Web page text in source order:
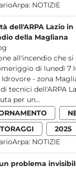
NOTIZIE
dell'ARPA Lazio
della Magliana
all'incendio che
di lunedì 7
- zona
tecnici dell'ARPA
per un...
2025
NOTIZIE
problema